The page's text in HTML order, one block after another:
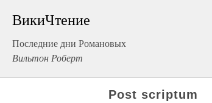
ВикиЧтение
Последние дни Романовых
Вильтон Роберт
Post scriptum